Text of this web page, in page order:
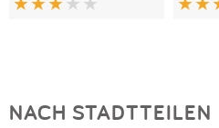
NACH STADTTEILEN